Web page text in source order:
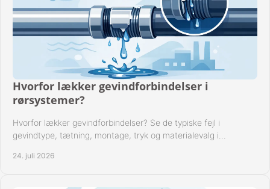
Hvorfor lækker gevindforbindelser i
rørsystemer?
Hvorfor lækker gevindforbindelser? Se de typiske fejl i
gevindtype, tætning, montage, tryk og materialevalg i
24. juli 2026